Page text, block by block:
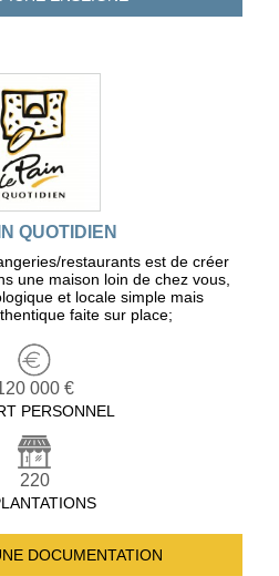
QUOTIDIEN
restaurants est de créer
une maison loin de chez vous,
et locale simple mais
faite sur place;
000 €
PERSONNEL
220
DOCUMENTATION